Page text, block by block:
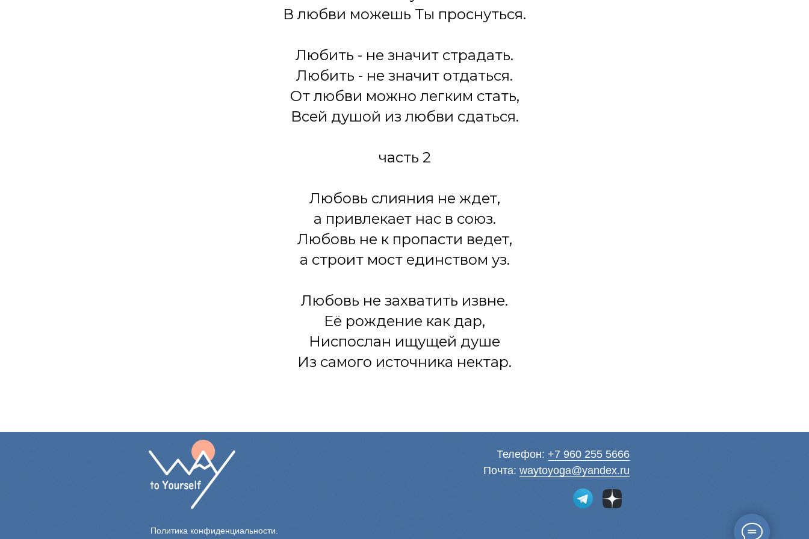
В любви можешь Ты проснуться.
Любить - не значит страдать.
Любить - не значит отдаться.
От любви можно легким стать,
Всей душой из любви сдаться.
часть 2
Любовь слияния не ждет,
а привлекает нас в союз.
Любовь не к пропасти ведет,
а строит мост единством уз.
Любовь не захватить извне.
Её рождение как дар,
Ниспослан ищущей душе
Из самого источника нектар.
Политика конфиденциальности.
Телефон: +7 960 255 5666
Почта: waytoyoga@yandex.ru